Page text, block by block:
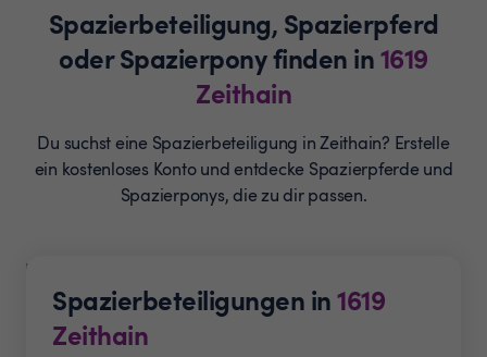
Spazierbeteiligung, Spazierpferd
oder Spazierponyfinden in1619
Zeithain
Du suchst eine Spazierbeteiligung in Zeithain? Erstelle
ein kostenloses Konto und entdecke Spazierpferde und
Spazierponys, die zu dir passen.
Spazierbeteiligungen in1619
Zeithain